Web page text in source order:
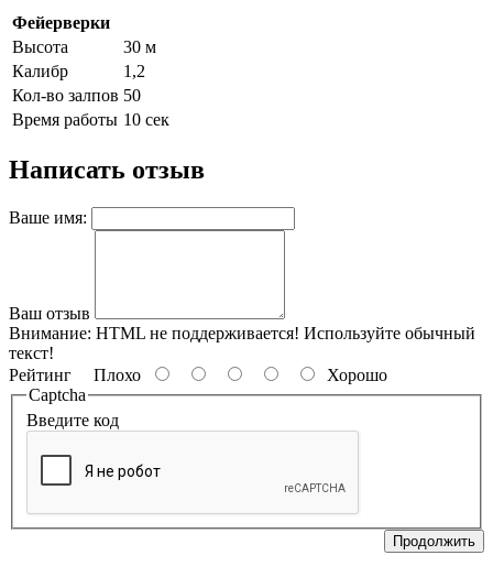
Фейерверки
Высота
30 м
Калибр
1,2
Кол-во залпов 50
Время работы 10 сек
Написать отзыв
Ваше имя:
Ваш отзыв
Внимание: HTML не поддерживается! Используйте обычный
текст!
Рейтинг Плохо
Хорошо
Captcha
Введите код
Продолжить